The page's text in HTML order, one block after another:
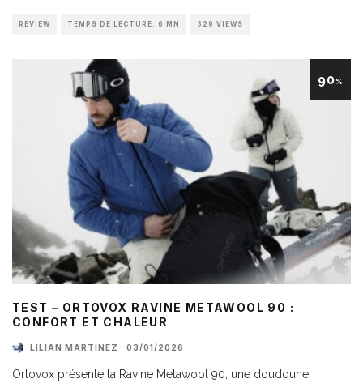
REVIEW TEMPS DE LECTURE: 6 MN 329 VIEWS
90%
TEST – ORTOVOX RAVINE METAWOOL 90 :
CONFORT ET CHALEUR
LILIAN MARTINEZ · 03/01/2026
Ortovox présente la Ravine Metawool 90, une doudoune